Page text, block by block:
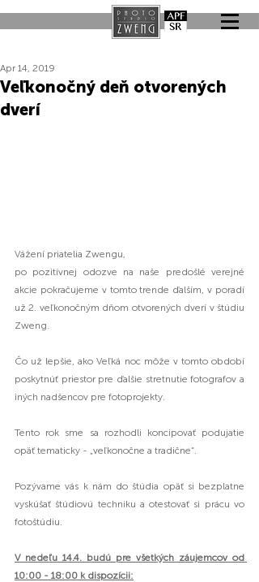
Veľkonočný deň otvorených
dverí
Apr 14, 2019
Vážení priatelia Zwengu,
po pozitívnej odozve na naše predošlé verejné
akcie pokračujeme v tomto trende ďalším, v poradí
už 2. veľkonočným dňom otvorených dverí v štúdiu
Zweng.
Čo už lepšie, ako Veľká noc môže v tomto období
poskytnúť priestor pre ďalšie stretnutie fotografov a
iných nadšencov pre fotoprojekty.
Tento rok sme sa rozhodli koncipovať podujatie
opäť tematicky - „veľkonočne a tradične“.
Pozývame vás k nám do štúdia opäť si bezplatne
vyskúšať štúdiovú techniku a otestovať si prácu vo
fotoštúdiu.
V nedeľu 14.4. budú pre všetkých záujemcov od
10:00 - 18:00 k dispozícii: